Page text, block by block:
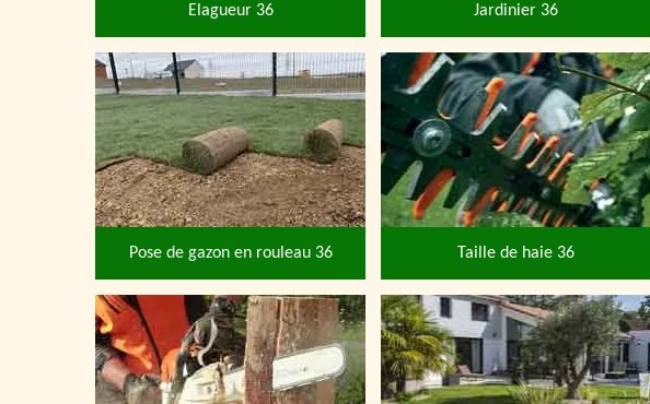
Elagueur 36 Jardinier 36
Pose de gazon en rouleau 36 Taille de haie 36